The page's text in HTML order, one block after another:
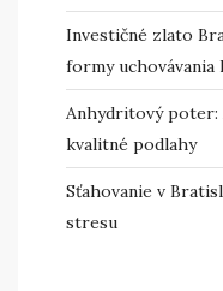
Investičné zlato
formy uchovávania
Anhydritový poter:
kvalitné podlahy
Sťahovanie v
stresu